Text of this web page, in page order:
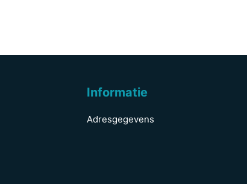
Informatie
Adresgegevens